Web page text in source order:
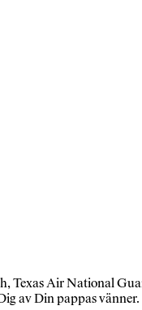
Texas Air National
av Din pappas vänner.